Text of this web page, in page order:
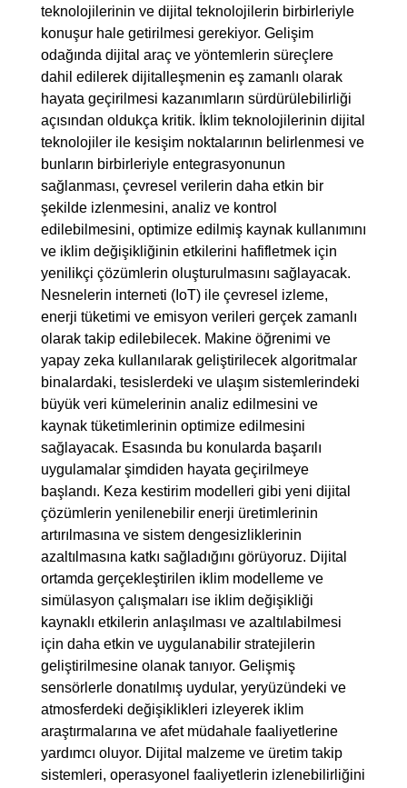
teknolojilerinin ve dijital teknolojilerin birbirleriyle
konuşur hale getirilmesi gerekiyor. Gelişim
odağında dijital araç ve yöntemlerin süreçlere
dahil edilerek dijitalleşmenin eş zamanlı olarak
hayata geçirilmesi kazanımların sürdürülebilirliği
açısından oldukça kritik. İklim teknolojilerinin dijital
teknolojiler ile kesişim noktalarının belirlenmesi ve
bunların birbirleriyle entegrasyonunun
sağlanması, çevresel verilerin daha etkin bir
şekilde izlenmesini, analiz ve kontrol
edilebilmesini, optimize edilmiş kaynak kullanımını
ve iklim değişikliğinin etkilerini hafifletmek için
yenilikçi çözümlerin oluşturulmasını sağlayacak.
Nesnelerin interneti (IoT) ile çevresel izleme,
enerji tüketimi ve emisyon verileri gerçek zamanlı
olarak takip edilebilecek. Makine öğrenimi ve
yapay zeka kullanılarak geliştirilecek algoritmalar
binalardaki, tesislerdeki ve ulaşım sistemlerindeki
büyük veri kümelerinin analiz edilmesini ve
kaynak tüketimlerinin optimize edilmesini
sağlayacak. Esasında bu konularda başarılı
uygulamalar şimdiden hayata geçirilmeye
başlandı. Keza kestirim modelleri gibi yeni dijital
çözümlerin yenilenebilir enerji üretimlerinin
artırılmasına ve sistem dengesizliklerinin
azaltılmasına katkı sağladığını görüyoruz. Dijital
ortamda gerçekleştirilen iklim modelleme ve
simülasyon çalışmaları ise iklim değişikliği
kaynaklı etkilerin anlaşılması ve azaltılabilmesi
için daha etkin ve uygulanabilir stratejilerin
geliştirilmesine olanak tanıyor. Gelişmiş
sensörlerle donatılmış uydular, yeryüzündeki ve
atmosferdeki değişiklikleri izleyerek iklim
araştırmalarına ve afet müdahale faaliyetlerine
yardımcı oluyor. Dijital malzeme ve üretim takip
sistemleri, operasyonel faaliyetlerin izlenebilirliğini